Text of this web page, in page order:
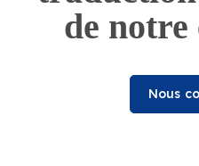
de notre
Nous